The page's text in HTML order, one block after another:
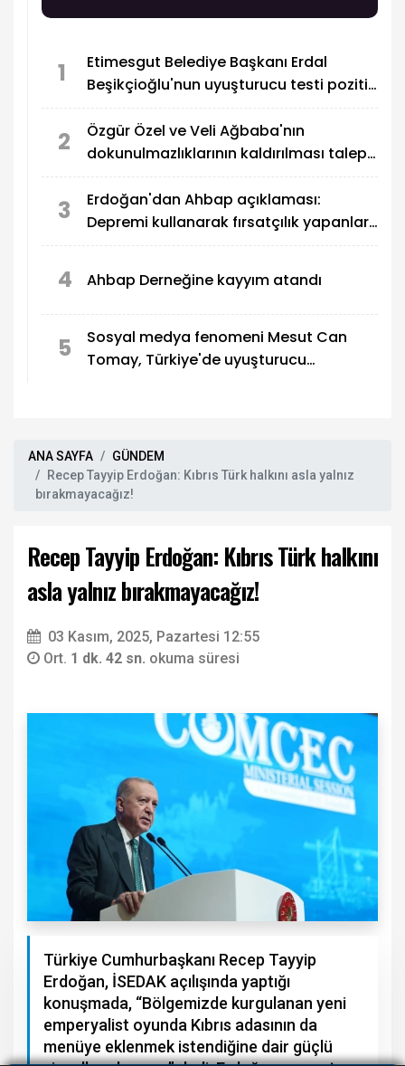
1
Etimesgut Belediye Başkanı Erdal
Beşikçioğlu'nun uyuşturucu testi pozitif
2
Özgür Özel ve Veli Ağbaba'nın
dokunulmazlıklarının kaldırılması talep
3
Erdoğan'dan Ahbap açıklaması:
Depremi kullanarak fırsatçılık yapanlar
4 Ahbap Derneğine kayyım atandı
5
Sosyal medya fenomeni Mesut Can
Tomay, Türkiye'de uyuşturucu
ANA SAYFA
GÜNDEM
Recep Tayyip Erdoğan: Kıbrıs Türk halkını asla yalnız
bırakmayacağız!
Recep Tayyip Erdoğan: Kıbrıs Türk halkını
asla yalnız bırakmayacağız!
03 Kasım, 2025, Pazartesi 12:55
Ort. 1 dk. 42 sn. okuma süresi
Türkiye Cumhurbaşkanı Recep Tayyip
Erdoğan, İSEDAK açılışında yaptığı
konuşmada, “Bölgemizde kurgulanan yeni
emperyalist oyunda Kıbrıs adasının da
menüye eklenmek istendiğine dair güçlü